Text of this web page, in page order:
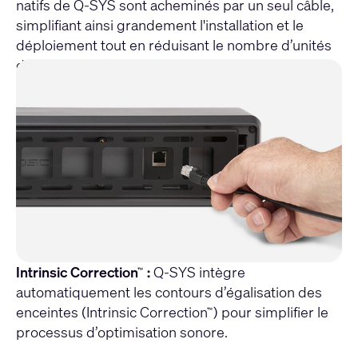
natifs de Q-SYS sont acheminés par un seul câble,
simplifiant ainsi grandement l'installation et le
déploiement tout en réduisant le nombre d’unités
de rack nécessaires.
Intrinsic Correction™ :Q-SYS intègre
automatiquement les contours d’égalisation des
enceintes (Intrinsic Correction™) pour simplifier le
processus d’optimisation sonore.